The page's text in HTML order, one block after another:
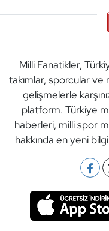
Milli Fanatikler,
takımlar, sporcular
gelişmelerle
platform. Türkiye
haberleri, milli spor
hakkında en yeni